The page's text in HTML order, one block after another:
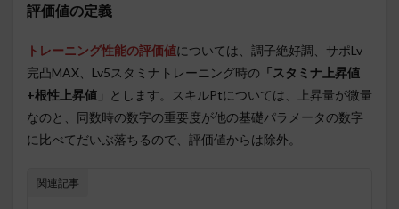
評価値の定義
トレーニング性能の評価値については、調子絶好調、サポLv
完凸MAX、Lv5スタミナトレーニング時の 「スタミナ上昇値
+根性上昇値」 とします。スキルPtについては、上昇量が微量
なのと、同数時の数字の重要度が他の基礎パラメータの数字
に比べてだいぶ落ちるので、評価値からは除外。
関連記事